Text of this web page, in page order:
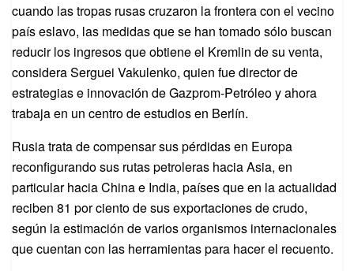
cuando las tropas rusas cruzaron la frontera con el vecino
país eslavo, las medidas que se han tomado sólo buscan
reducir los ingresos que obtiene el Kremlin de su venta,
considera Serguei Vakulenko, quien fue director de
estrategias e innovación de Gazprom-Petróleo y ahora
trabaja en un centro de estudios en Berlín.
Rusia trata de compensar sus pérdidas en Europa
reconfigurando sus rutas petroleras hacia Asia, en
particular hacia China e India, países que en la actualidad
reciben 81 por ciento de sus exportaciones de crudo,
según la estimación de varios organismos internacionales
que cuentan con las herramientas para hacer el recuento.